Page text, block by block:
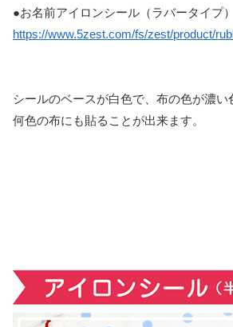
●お名前アイロンシール（ラバータイプ）
https://www.5zest.com/fs/zest/product/
シールのベースが白色で、布の色が濃い
何色の布にも貼ることが出来ます。